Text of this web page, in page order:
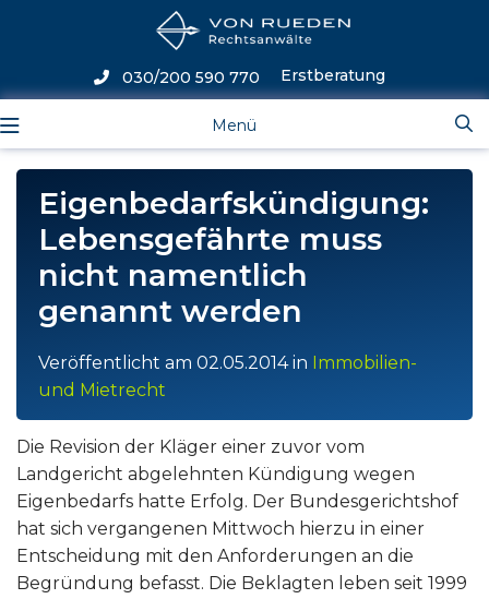
Menü
030/200 590 770 Erstberatung
Eigenbedarfskündigung:
Lebensgefährte muss
nicht namentlich
genannt werden
Veröffentlicht am 02.05.2014in Immobilien-
und Mietrecht
Die Revision der Kläger einer zuvor vom
Landgericht abgelehnten Kündigung wegen
Eigenbedarfs hatte Erfolg. Der Bundesgerichtshof
hat sich vergangenen Mittwoch hierzu in einer
Entscheidung mit den Anforderungen an die
Begründung befasst. Die Beklagten leben seit 1999